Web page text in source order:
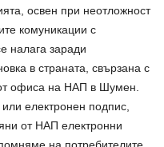
освен при неотложност
комуникации с
налага заради
в страната, свързана с
офиса на НАП в Шумен.
електронен подпис,
от НАП електронни